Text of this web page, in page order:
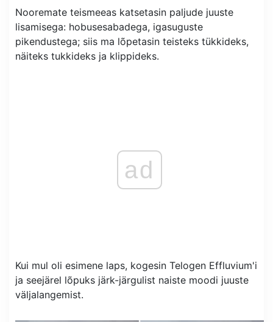
Nooremate teismeeas katsetasin paljude juuste
lisamisega: hobusesabadega, igasuguste
pikendustega; siis ma lõpetasin teisteks tükkideks,
näiteks tukkideks ja klippideks.
ad
Kui mul oli esimene laps, kogesin Telogen Effluvium'i
ja seejärel lõpuks järk-järgulist naiste moodi juuste
väljalangemist.